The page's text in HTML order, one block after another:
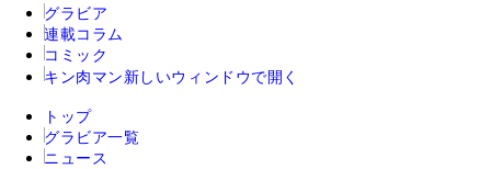
グラビア
連載コラム
コミック
キン肉マン 新しいウィンドウで開く
トップ
グラビア一覧
ニュース